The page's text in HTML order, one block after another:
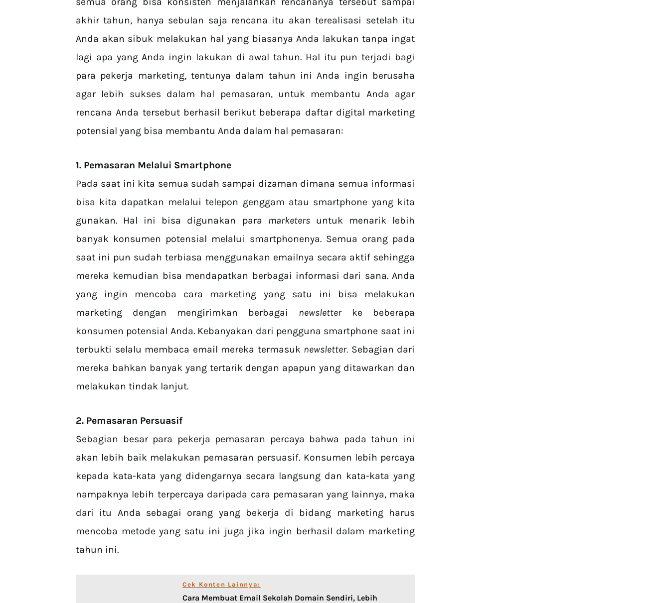
akhir tahun, hanya sebulan saja rencana itu akan terealisasi setelah itu
Anda akan sibuk melakukan hal yang biasanya Anda lakukan tanpa ingat
lagi apa yang Anda ingin lakukan di awal tahun. Hal itu pun terjadi bagi
para pekerja marketing, tentunya dalam tahun ini Anda ingin berusaha
agar lebih sukses dalam hal pemasaran, untuk membantu Anda agar
rencana Anda tersebut berhasil berikut beberapa daftar digital marketing
potensial yang bisa membantu Anda dalam hal pemasaran:
1. Pemasaran Melalui Smartphone
Pada saat ini kita semua sudah sampai dizaman dimana semua informasi
bisa kita dapatkan melalui telepon genggam atau smartphone yang kita
gunakan. Hal ini bisa digunakan para marketersuntuk menarik lebih
banyak konsumen potensial melalui smartphonenya. Semua orang pada
saat ini pun sudah terbiasa menggunakan emailnya secara aktif sehingga
mereka kemudian bisa mendapatkan berbagai informasi dari sana. Anda
yang ingin mencoba cara marketing yang satu ini bisa melakukan
marketing dengan mengirimkan berbagai newsletter ke beberapa
konsumen potensial Anda. Kebanyakan dari pengguna smartphone saat ini
terbukti selalu membaca email mereka termasuk newsletter. Sebagian dari
mereka bahkan banyak yang tertarik dengan apapun yang ditawarkan dan
melakukan tindak lanjut.
2. Pemasaran Persuasif
Sebagian besar para pekerja pemasaran percaya bahwa pada tahun ini
akan lebih baik melakukan pemasaran persuasif. Konsumen lebih percaya
kepada kata-kata yang didengarnya secara langsung dan kata-kata yang
nampaknya lebih terpercaya daripada cara pemasaran yang lainnya, maka
dari itu Anda sebagai orang yang bekerja di bidang marketing harus
mencoba metode yang satu ini juga jika ingin berhasil dalam marketing
tahun ini.
Cek Konten Lainnya:
Cara Membuat Email Sekolah Domain Sendiri, Lebih